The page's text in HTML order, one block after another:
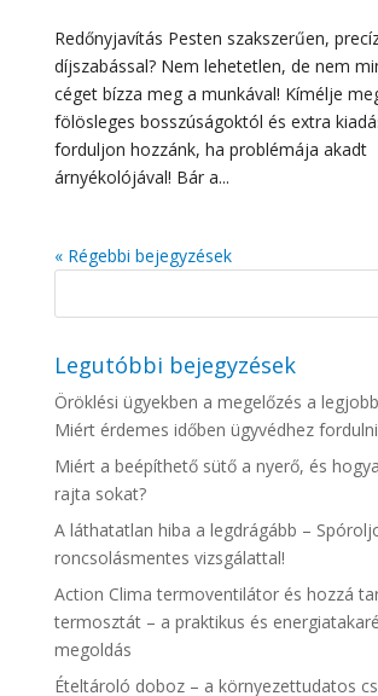
Redőnyjavítás Pesten szakszerűen,
díjszabással? Nem lehetetlen, de nem
céget bízza meg a munkával! Kímélje
fölösleges bosszúságoktól és extra
forduljon hozzánk, ha problémája akadt
árnyékolójával! Bár a...
« Régebbi bejegyzések
Legutóbbi bejegyzések
Öröklési ügyekben a megelőzés a
Miért érdemes időben ügyvédhez
Miért a beépíthető sütő a nyerő, és
rajta sokat?
A láthatatlan hiba a legdrágább –
roncsolásmentes vizsgálattal!
Action Clima termoventilátor és hozzá
termosztát – a praktikus és
megoldás
Ételtároló doboz – a környezettudatos